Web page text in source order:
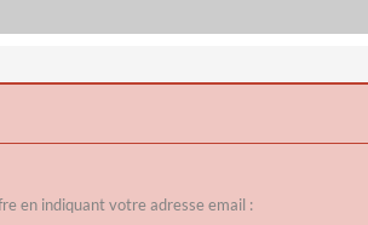
en indiquant votre adresse email :